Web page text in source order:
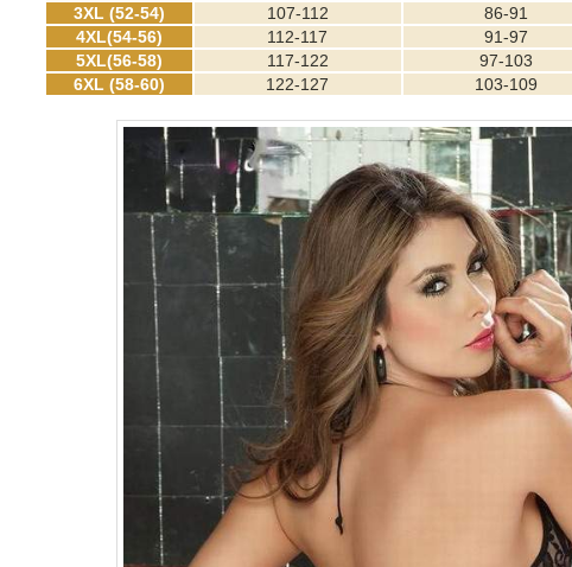
3XL (52-54)
107-112 86-91
4XL(54-56)
112-117 91-97
5XL(56-58)
117-122 97-103
6XL (58-60)
122-127 103-109